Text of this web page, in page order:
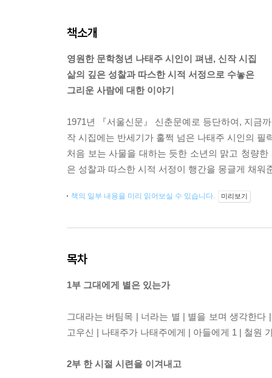
책소개
영원한 문학청년 나태주 시인이 펴낸, 신작 시집
삶의 깊은 성찰과 따스한 시적 서정으로 수놓은
그리운 사람에 대한 이야기
1971년 『서울신문』 신춘문예로 등단하여, 지금
작 시집에는 반세기가 훌쩍 넘은 나태주 시인의
처음 보는 사물을 대하는 듯한 소년의 맑고 청량
은 성찰과 따스한 시적 서정이 행간을 몽글게 채워
책의 일부 내용을 미리 읽어보실 수 있습니다. 미리보기
목차
1부 그대에게 별은 있는가
그대라는 버팀목 | 너라는 별 | 별을 보며 생각한
고우신 | 나태주가 나태주에게 | 아들에게 1 | 철원
2부 한 시절 시련을 이겨내고